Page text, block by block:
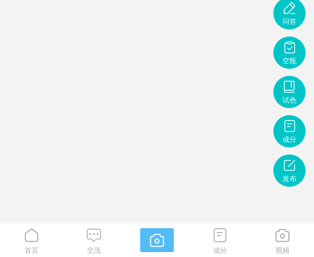

问答

空瓶

试色

成分

发布

首页

交流
 
成分

视频